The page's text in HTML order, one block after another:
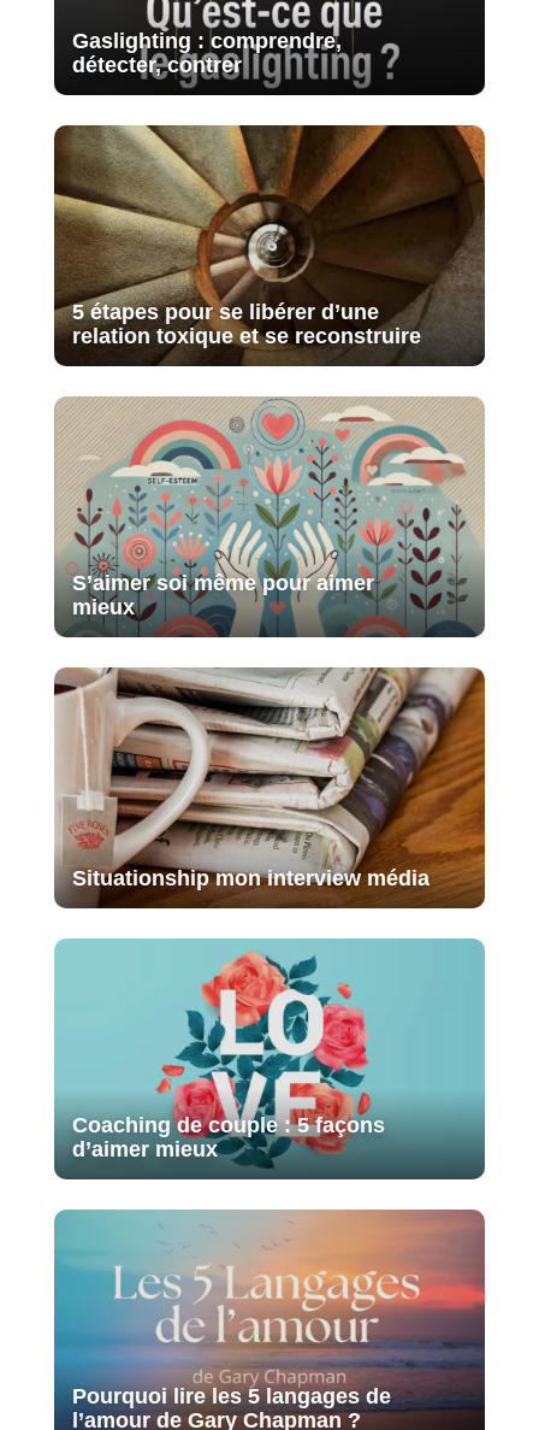
Gaslighting : comprendre,
détecter, contrer
5 étapes pour se libérer d’une
relation toxique et se reconstruire
S’aimer soi même pour aimer
mieux
Situationship mon interview média
Coaching de couple : 5 façons
d’aimer mieux
Pourquoi lire les 5 langages de
l’amour de Gary Chapman ?